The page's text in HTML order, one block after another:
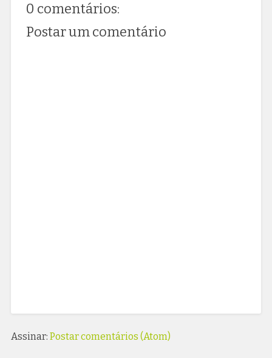
0 comentários:
Postar um comentário
Assinar: Postar comentários (Atom)